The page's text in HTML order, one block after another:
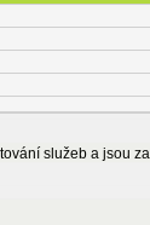
služeb a jsou